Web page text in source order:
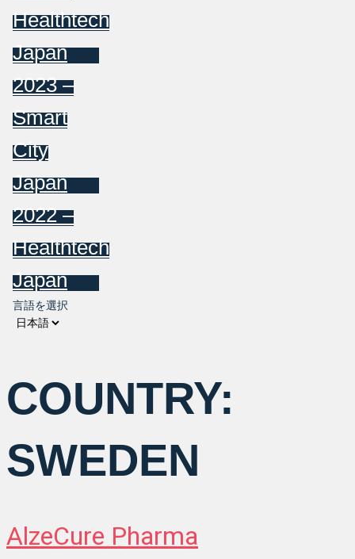
Healthtech
Japan
2023 –
Smart
City
Japan
2022 –
Healthtech
Japan
言語を選択
COUNTRY:
SWEDEN
AlzeCure Pharma